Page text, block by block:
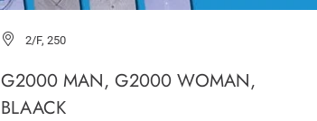
2/F, 250
G2000 MAN, G2000 WOMAN,
BLAACK